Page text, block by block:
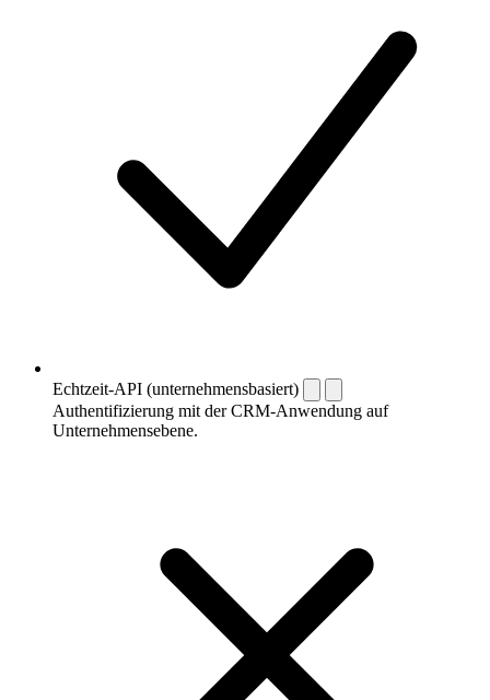
Echtzeit-API (unternehmensbasiert)
Authentifizierung mit der CRM-Anwendung auf
Unternehmensebene.